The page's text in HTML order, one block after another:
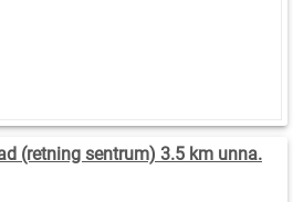
(retning sentrum) 3.5 km unna.